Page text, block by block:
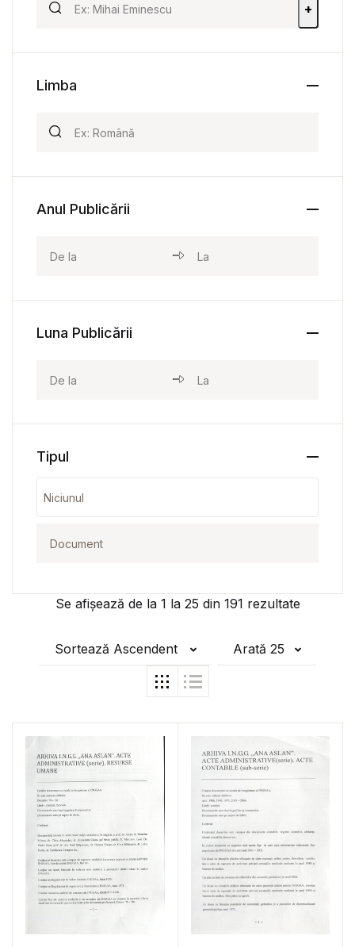
Se afișează de la 1 la 25 din 191 rezultate
Sortează Ascendent Arată 25
+
Limba
Anul Publicării
Luna Publicării
Tipul